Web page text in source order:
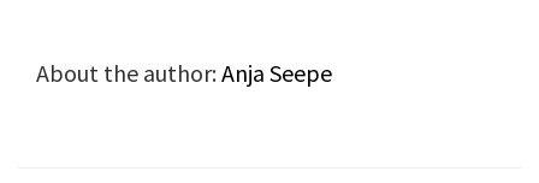
About the author:Anja Seepe